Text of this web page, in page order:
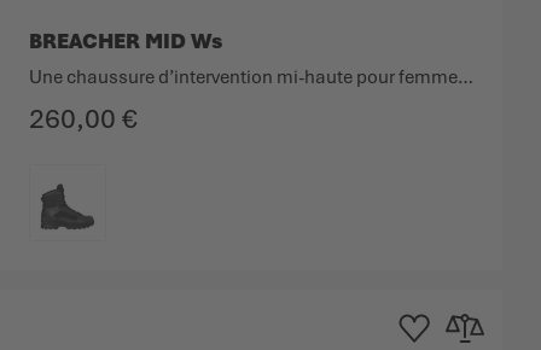
260,00 €
BREACHER MID Ws
COULEUR
Une chaussure d’intervention mi-haute pour femmes, très respirante, en cuir lisse et fibre textile.
Ajouter à la liste
Ajouter au